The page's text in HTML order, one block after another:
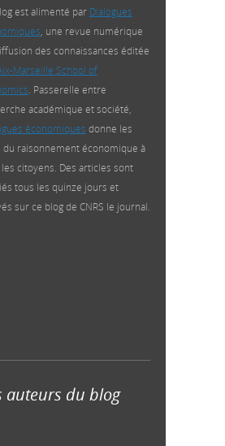
est alimenté par Dialogues
, une revue numérique
des connaissances éditée
Marseille School of
. Passerelle entre
académique et société,
économiques donne les
du raisonnement économique à
citoyens. Des articles sont
tous les quinze jours et
sur ce blog de CNRS le journal.
auteurs du blog